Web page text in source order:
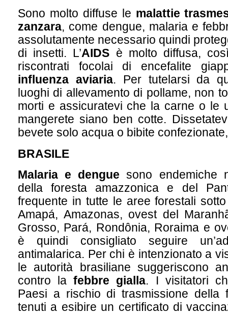
Sono molto diffuse le malattie
zanzara, come dengue, malaria e
assolutamente necessario quindi
di insetti. L’AIDS è molto diffusa,
riscontrati focolai di encefalite
influenza aviaria. Per tutelarsi da
luoghi di allevamento di pollame, non
morti e assicuratevi che la carne o le
mangerete siano ben cotte.
bevete solo acqua o bibite
BRASILE
Malaria e dengue sono endemiche
della foresta amazzonica e del
frequente in tutte le aree forestali
Amapá, Amazonas, ovest del
Grosso, Pará, Rondônia, Roraima e
è quindi consigliato seguire
antimalarica. Per chi è intenzionato a
le autorità brasiliane suggeriscono
contro lafebbre gialla. I visitatori
Paesi a rischio di trasmissione della
tenuti a esibire un certificato di